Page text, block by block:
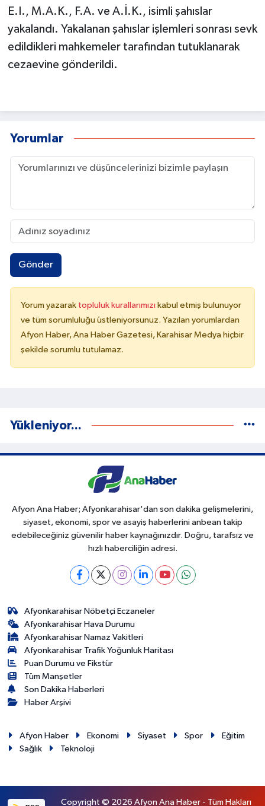
E.I., M.A.K., F.A. ve A.İ.K., isimli şahıslar
yakalandı. Yakalanan şahıslar işlemleri sonrası sevk
edildikleri mahkemeler tarafından tutuklanarak
cezaevine gönderildi.
Yorumlar
Gönder
Yorum yazarak topluluk kurallarımızı kabul etmiş bulunuyor
ve tüm sorumluluğu üstleniyorsunuz. Yazılan yorumlardan
Afyon Haber, Ana Haber Gazetesi, Karahisar Medya hiçbir
şekilde sorumlu tutulamaz.
Yükleniyor...
Afyon Ana Haber; Afyonkarahisar'dan son dakika gelişmelerini,
siyaset, ekonomi, spor ve asayiş haberlerini anbean takip
edebileceğiniz güvenilir haber kaynağınızdır. Doğru, tarafsız ve
hızlı haberciliğin adresi.
Afyonkarahisar Nöbetçi Eczaneler
Afyonkarahisar Hava Durumu
Afyonkarahisar Namaz Vakitleri
Afyonkarahisar Trafik Yoğunluk Haritası
Puan Durumu ve Fikstür
Tüm Manşetler
Son Dakika Haberleri
Haber Arşivi
Afyon Haber Ekonomi Siyaset Spor
Eğitim
Sağlık
Teknoloji
Copyright © 2026 Afyon Ana Haber - Tüm Hakları